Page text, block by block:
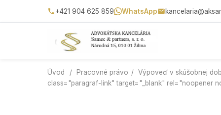
+421 904 625 859 WhatsApp
Úvod / Pracovné právo / Výpoveď v skúšobnej
class="paragraf-link" target="_blank" rel="noopener